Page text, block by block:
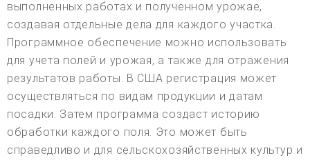
выполненных работах и полученном урожае,
создавая отдельные дела для каждого участка.
Программное обеспечение можно использовать
для учета полей и урожая, а также для отражения
результатов работы. В США регистрация может
осуществляться по видам продукции и датам
посадки. Затем программа создаст историю
обработки каждого поля. Это может быть
справедливо и для сельскохозяйственных культур и